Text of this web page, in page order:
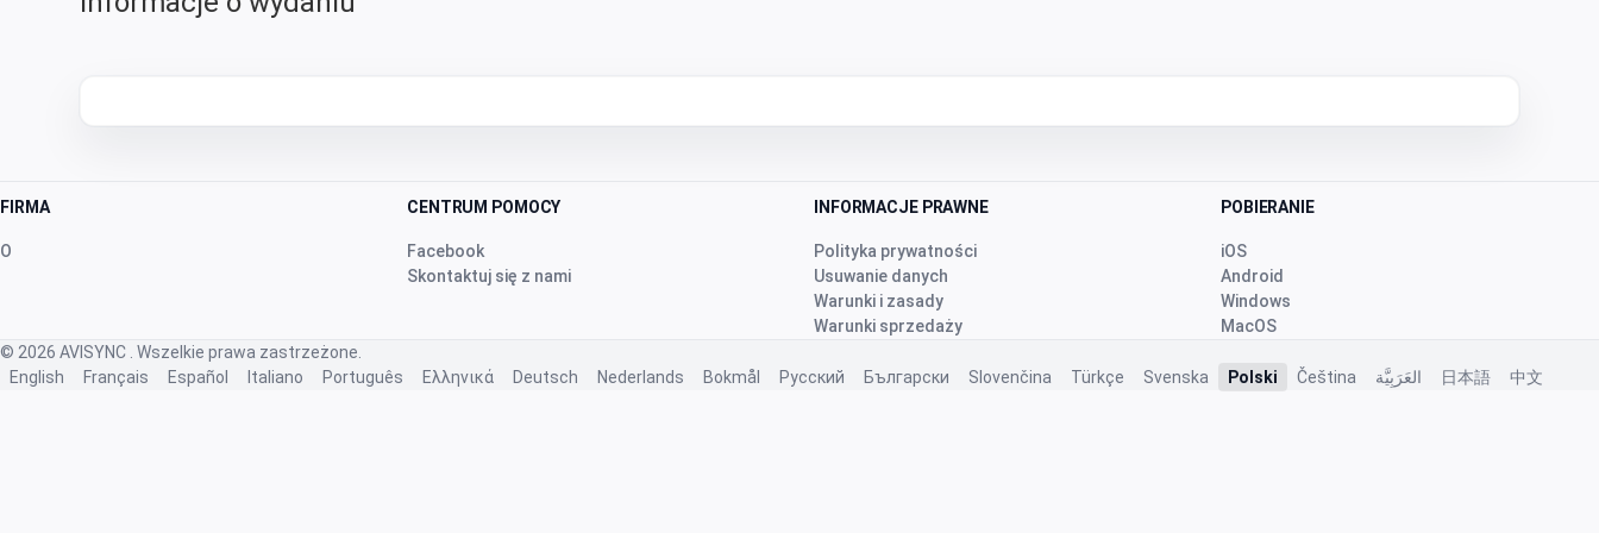
FIRMA
O
CENTRUM POMOCY
Facebook
Skontaktuj się z nami
INFORMACJE PRAWNE
Polityka prywatności
Usuwanie danych
Warunki i zasady
Warunki sprzedaży
POBIERANIE
iOS
Android
Windows
MacOS
© 2026 AVISYNC . Wszelkie prawa zastrzeżone.
English
Français Español Italiano Português Ελληνικά Deutsch Nederlands Bokmål Русский Български Slovenčina Türkçe Svenska Polski Čeština العَرَبِيَّة 日本語 中文